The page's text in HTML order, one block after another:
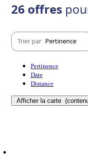
26 offres
Trier par Pertinence
Pertinence
Date
Distance
Afficher la carte